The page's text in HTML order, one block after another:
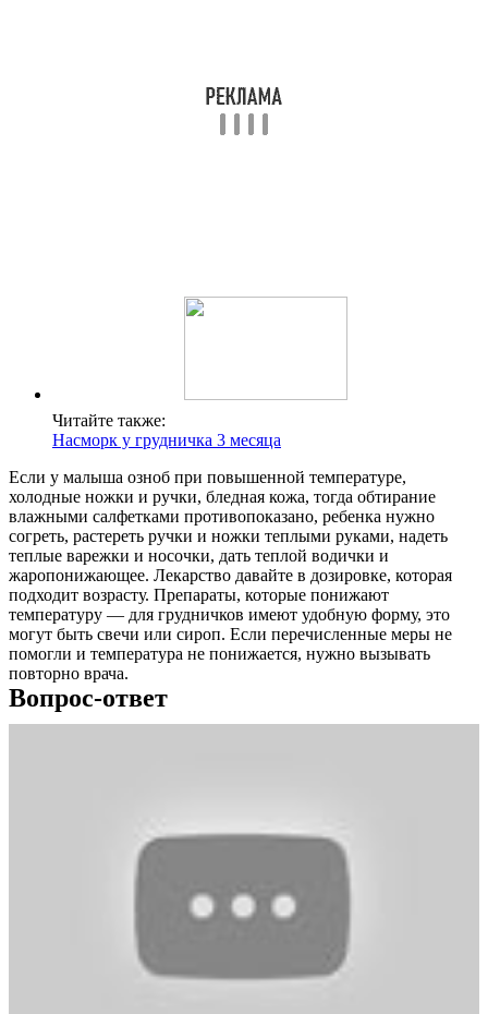
Читайте также:
Насморк у грудничка 3 месяца
Если у малыша озноб при повышенной температуре,
холодные ножки и ручки, бледная кожа, тогда обтирание
влажными салфетками противопоказано, ребенка нужно
согреть, растереть ручки и ножки теплыми руками, надеть
теплые варежки и носочки, дать теплой водички и
жаропонижающее. Лекарство давайте в дозировке, которая
подходит возрасту. Препараты, которые понижают
температуру — для грудничков имеют удобную форму, это
могут быть свечи или сироп. Если перечисленные меры не
помогли и температура не понижается, нужно вызывать
повторно врача.
Вопрос-ответ